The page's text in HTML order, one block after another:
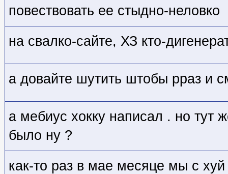
повествовать ее стыдно-неловко
на свалко-сайте, ХЗ кто-
а довайте шутить штобы рраз и
а мебиус хокку написал . но тут
было ну ?
как-то раз в мае месяце мы с